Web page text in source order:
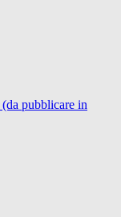
pubblicare in